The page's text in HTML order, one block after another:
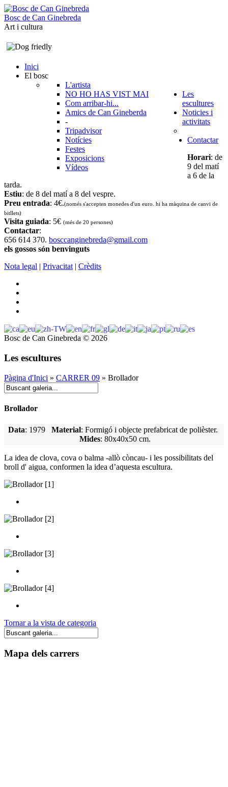
Bosc de Can Ginebreda
Art i cultura
Inici
El bosc
L'artista
NO HO HAS VIST MAI
Com arribar-hi...
Amics de Can Gineberda
-
Tripadvisor
Les
escultures
Noticies i
activitats
Notícies
Festes
Exposicions
Vídeos
Contactar
Horari: de
9 del matí
a 6 de la
tarda.
Estiu: de 8 del matí a 8 del vespre.
Preu entrada: 4€.(només s'accepten monedes d'un euro. hi ha màquina de canvi de
bitllets)
Visita guiada: 5€ (més de 20 persones)
Contactar:
656 614 370. bosccanginebreda@gmail.com
els gossos són benvinguts
Nota legal | Privacitat | Crèdits
Bosc de Can Ginebreda © 2026
Les escultures
Pàgina d'Inici » CARRER 09 » Brollador
Brollador
Data: 1979 Material: Formigó i objecte prefabricat de polièster.
Mides: 80x40x50 cm.
La idea de clova, cova o balma -allò còncau- i les possibilitats del
broll d' aigua, conformen la idea d’aquesta escultura.
Tornar a la vista de categoria
Mapa dels carrers